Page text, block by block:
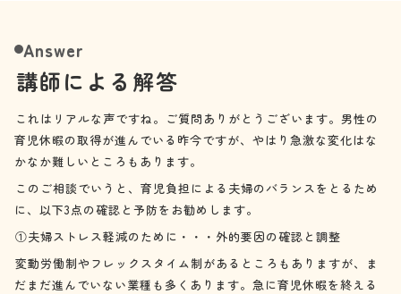
Answer
講師による解答
これはリアルな声ですね。ご質問ありがとうございます。男性の
育児休暇の取得が進んでいる昨今ですが、やはり急激な変化はな
かなか難しいところもあります。
このご相談でいうと、育児負担による夫婦のバランスをとるため
に、以下3点の確認と予防をお勧めします。
①夫婦ストレス軽減のために・・・外的要因の確認と調整
変動労働制やフレックスタイム制があるところもありますが、ま
だまだ進んでいない業種も多くあります。急に育児休暇を終える